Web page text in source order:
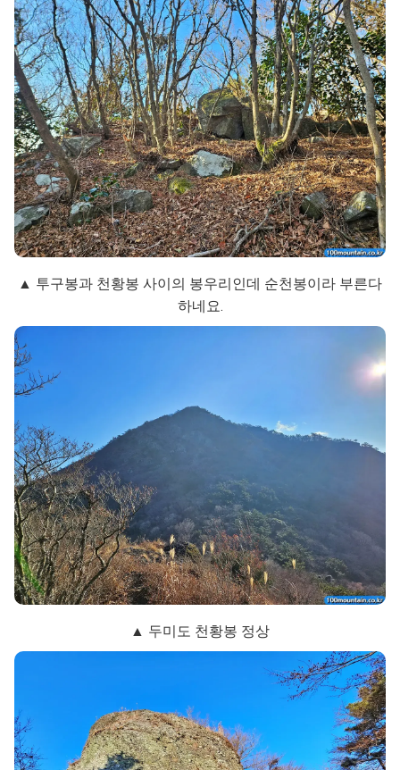
▲ 투구봉과 천황봉 사이의 봉우리인데 순천봉이라 부른다
하네요.
▲ 두미도 천황봉 정상